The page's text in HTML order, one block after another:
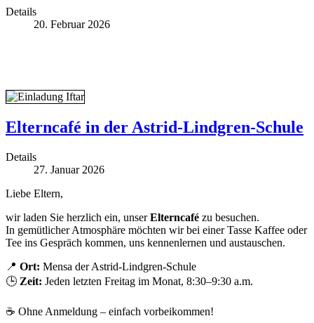
Details
20. Februar 2026
Elterncafé in der Astrid-Lindgren-Schule
Details
27. Januar 2026
Liebe Eltern,
wir laden Sie herzlich ein, unserElterncafé zu besuchen.
In gemütlicher Atmosphäre möchten wir bei einer Tasse Kaffee oder
Tee ins Gespräch kommen, uns kennenlernen und austauschen.
📍 Ort: Mensa der Astrid-Lindgren-Schule
🕒 Zeit: Jeden letzten Freitag im Monat, 8:30–9:30 a.m.
☕ Ohne Anmeldung – einfach vorbeikommen!